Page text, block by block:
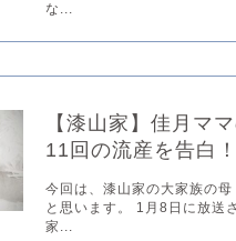
な...
【漆山家】佳月マ
11回の流産を告白！
今回は、漆山家の大家族の
と思います。 1月8日に放送
家...